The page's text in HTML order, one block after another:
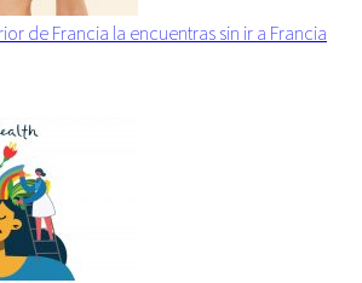
de Francia la encuentras sin ir a Francia